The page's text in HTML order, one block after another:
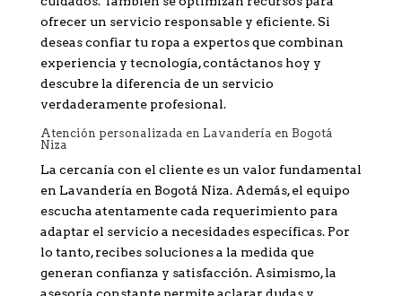
ofrecer un servicio responsable y eficiente. Si
deseas confiar tu ropa a expertos que combinan
experiencia y tecnología, contáctanos hoy y
descubre la diferencia de un servicio
verdaderamente profesional.
Atención personalizada en Lavandería en Bogotá
Niza
La cercanía con el cliente es un valor fundamental
en Lavandería en Bogotá Niza. Además, el equipo
escucha atentamente cada requerimiento para
adaptar el servicio a necesidades específicas. Por
lo tanto, recibes soluciones a la medida que
generan confianza y satisfacción. Asimismo, la